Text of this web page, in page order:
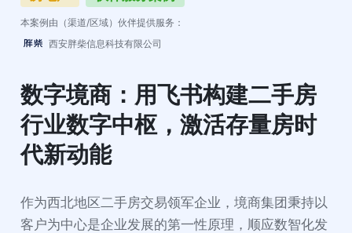
本案例由（渠道/区域）伙伴提供服务：
西安胖柴信息科技有限公司
数字境商：用飞书构建二手房
行业数字中枢，激活存量房时
代新动能
作为西北地区二手房交易领军企业，境商集团秉持以
客户为中心是企业发展的第一性原理，顺应数智化发